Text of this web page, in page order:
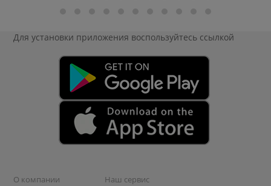
Для установки приложения воспользуйтесь ссылкой
О компании
Наш сервис